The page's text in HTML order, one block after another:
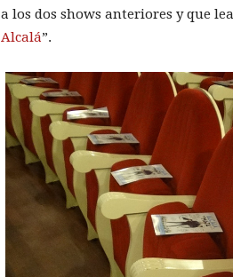
a los dos shows anteriores y que
Alcalá”.